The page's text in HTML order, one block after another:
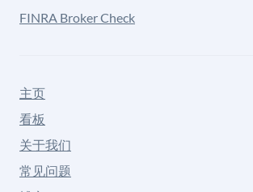
FINRA Broker Check
主页
看板
关于我们
常见问题